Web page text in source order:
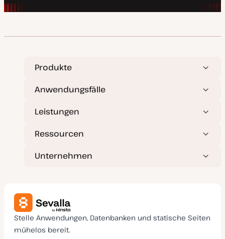
Produkte
Anwendungsfälle
Leistungen
Ressourcen
Unternehmen
Stelle Anwendungen, Datenbanken und statische Seiten
mühelos bereit.